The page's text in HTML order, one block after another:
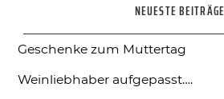
NEUESTE BEITRÄGE
Geschenke zum Muttertag
Weinliebhaber aufgepasst….